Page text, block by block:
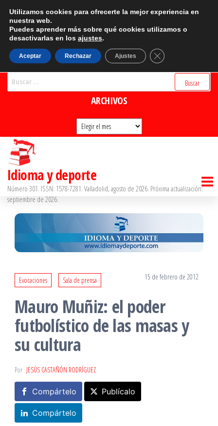
Saltar
contenido
CATEGORÍAS
Categorías
BUSCADOR
ARCHIVOS
Archivos
Idioma y deporte
Número 301. ISSN: 1578-7281. Valladolid, agosto de 2026. Próxima actualización:
septiembre de 2026.
Evocaciones Sala de prensa 15 de febrero de 2012
Mauro Muñiz: el poder
futbolístico de las masas y
su cultura
Por JESÚS CASTAÑÓN RODRÍGUEZ
Compártelo Publícalo
Compártelo
Utilizamos cookies para ofrecerte la mejor experiencia en
nuestra web.
Puedes aprender más sobre qué cookies utilizamos o
desactivarlas en los ajustes.
Aceptar Rechazar Ajustes Cerrar el banner